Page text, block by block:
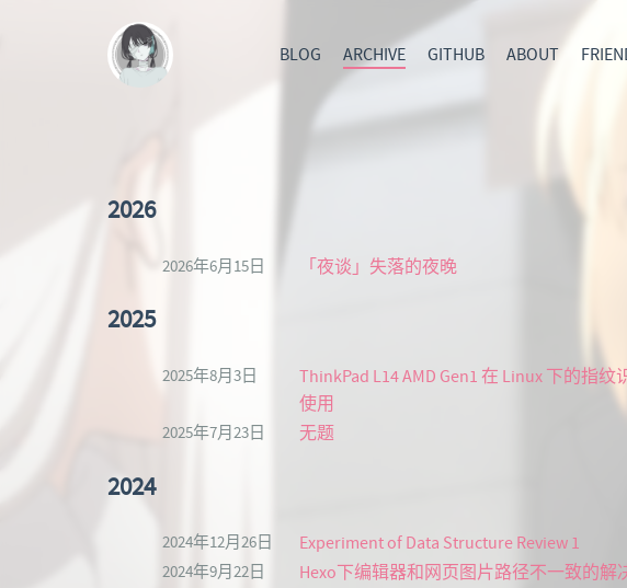
BLOG ARCHIVE GITHUB ABOUT
2026
2026年6月15日 「夜谈」失落的夜晚
2025
2025年8月3日
ThinkPad L14 AMD Gen1 在 Linux 下的指纹
使用
2025年7月23日 无题
2024
2024年12月26日 Experiment of Data Structure Review 1
2024年9月22日
Hexo下编辑器和网页图片路径不一致的解